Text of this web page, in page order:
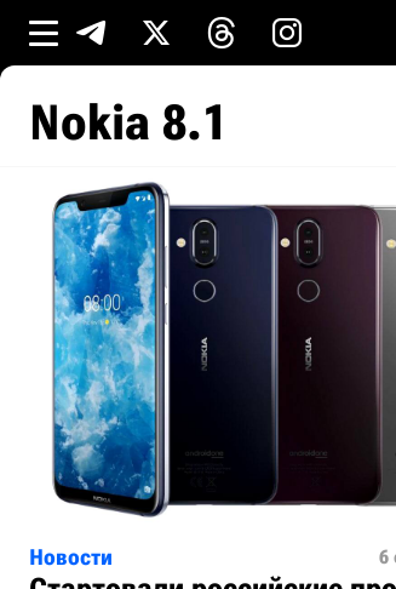
Nokia 8.1
Новости 6